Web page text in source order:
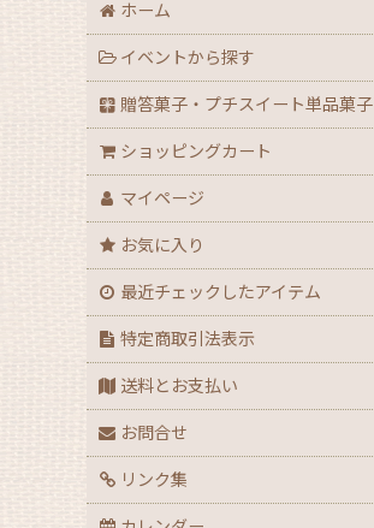
ホーム
イベントから探す
贈答菓子・プチスイート単品菓子
ショッピングカート
マイページ
お気に入り
最近チェックしたアイテム
特定商取引法表示
送料とお支払い
お問合せ
リンク集